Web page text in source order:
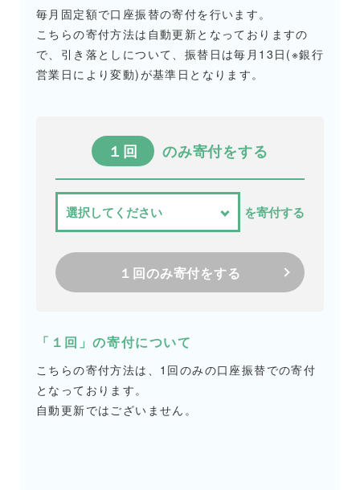
毎月固定額で口座振替の寄付を行います。
こちらの寄付方法は自動更新となっておりますの
で、引き落としについて、振替日は毎月13日(※銀行
営業日により変動)が基準日となります。
１回 のみ寄付をする
を寄付する
１回のみ寄付をする
「１回」の寄付について
こちらの寄付方法は、1回のみの口座振替での寄付
となっております。
自動更新ではございません。